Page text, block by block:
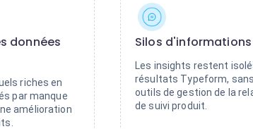
données
riches en
par manque
amélioration
Silos d'informations
Les insights restent
résultats Typeform,
outils de gestion de la
de suivi produit.